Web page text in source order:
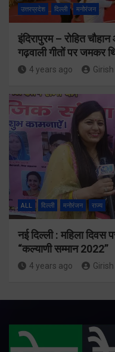
उत्तरप्रदेश दिल्ली मनोरंजन
इंदिरापुरम – रोहित
गढ़वाली गीतों पर जमकर
4 years ago
ALL दिल्ली मनोरंजन राज्य
नई दिल्ली : महिला दिवस
“कल्याणी सम्मान 2022”
4 years ago